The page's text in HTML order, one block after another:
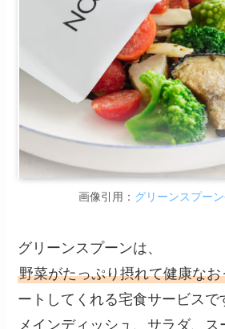
画像引用： グリーンスプー
グリーンスプーンは、
野菜がたっぷり摂れて健康なお
ートしてくれる宅食サービスで
メインディッシュ、サラダ、ス